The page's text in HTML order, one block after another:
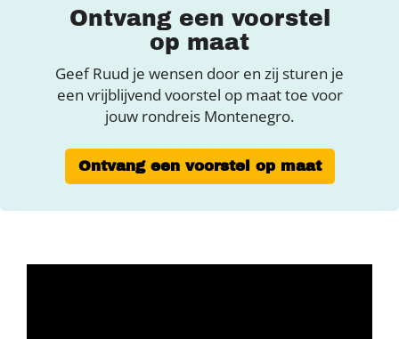
Ontvang een voorstel
op maat
Geef Ruud je wensen door en zij sturen je
een vrijblijvend voorstel op maat toe voor
jouw rondreis Montenegro.
Ontvang een voorstel op maat